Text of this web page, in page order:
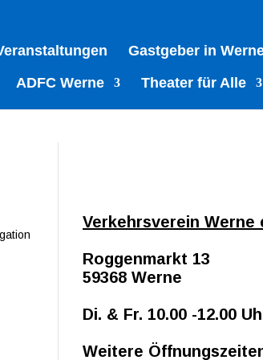
Gastgeber in
ADFC Werne Theater für Alle
Verkehrsverein Werne
Roggenmarkt 13
59368 Werne
Di. & Fr. 10.00 -12.00
Weitere